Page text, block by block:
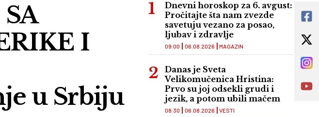
I
u Srbiju
Dnevni horoskop za 6. avgust:
Pročitajte šta nam zvezde
savetuju vezano za posao,
ljubav i zdravlje
MAGAZIN
09:00 06.08.2026
Danas je Sveta
Velikomučenica Hristina:
Prvo su joj odsekli grudi i
jezik, a potom ubili mačem
VESTI
08:30 06.08.2026